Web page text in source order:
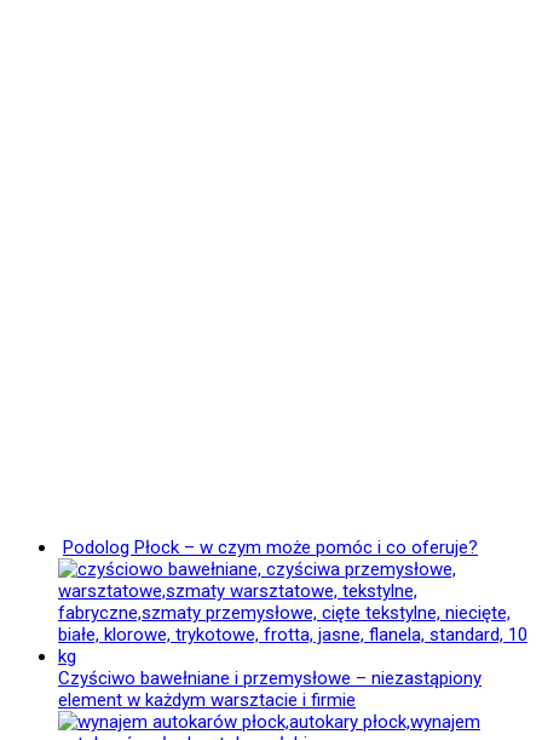
Podolog Płock – w czym może pomóc i co oferuje?
Czyściwo bawełniane i przemysłowe – niezastąpiony
element w każdym warsztacie i firmie